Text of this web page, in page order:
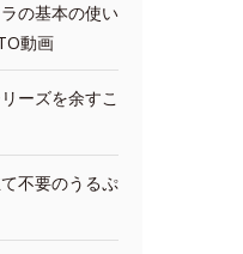
の基本の使い
動画
ーズを余すこ
不要のうるぷ